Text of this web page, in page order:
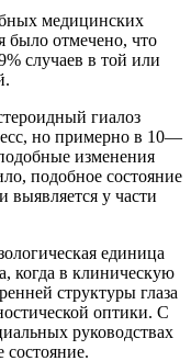
медицинских
было отмечено, что
случаев в той или
гиалоз
но примерно в 10—
изменения
подобное состояние
выявляется у части
единица
когда в клиническую
структуры глаза
оптики. С
руководствах
состояние.